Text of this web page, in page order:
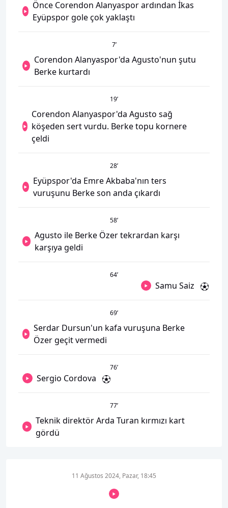
Önce Corendon Alanyaspor ardından İkas
Eyüpspor gole çok yaklaştı
7’
Corendon Alanyaspor'da Agusto'nun şutu
Berke kurtardı
19’
Corendon Alanyaspor'da Agusto sağ
köşeden sert vurdu. Berke topu kornere
çeldi
28’
Eyüpspor'da Emre Akbaba'nın ters
vuruşunu Berke son anda çıkardı
58’
Agusto ile Berke Özer tekrardan karşı
karşıya geldi
64’
Samu Saiz
69’
Serdar Dursun'un kafa vuruşuna Berke
Özer geçit vermedi
76’
Sergio Cordova
77’
Teknik direktör Arda Turan kırmızı kart
gördü
11 Ağustos 2024, Pazar, 18:45